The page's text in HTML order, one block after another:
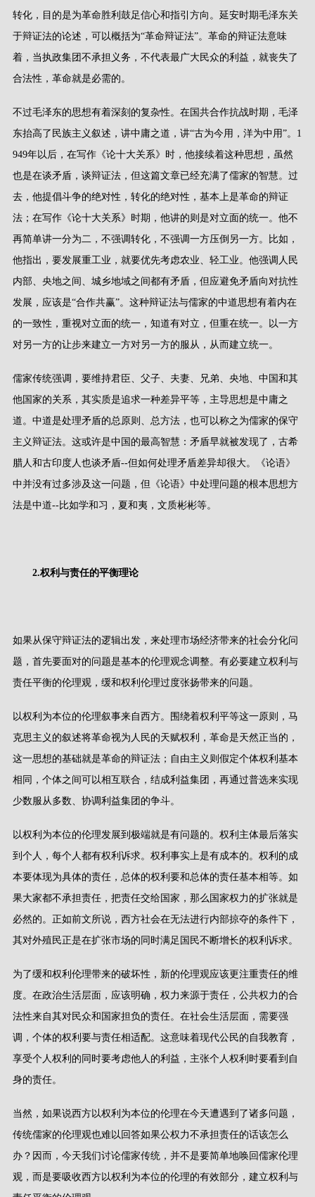
转化，目的是为革命胜利鼓足信心和指引方向。延安时期毛泽东关
于辩证法的论述，可以概括为“革命辩证法”。革命的辩证法意味
着，当执政集团不承担义务，不代表最广大民众的利益，就丧失了
合法性，革命就是必需的。
不过毛泽东的思想有着深刻的复杂性。在国共合作抗战时期，毛泽
东抬高了民族主义叙述，讲中庸之道，讲“古为今用，洋为中用”。 1
949年以后，在写作《论十大关系》时，他接续着这种思想，虽然
也是在谈矛盾，谈辩证法，但这篇文章已经充满了儒家的智慧。过
去，他提倡斗争的绝对性，转化的绝对性，基本上是革命的辩证
法；在写作《论十大关系》时期，他讲的则是对立面的统一。他不
再简单讲一分为二，不强调转化，不强调一方压倒另一方。比如，
他指出，要发展重工业，就要优先考虑农业、轻工业。他强调人民
内部、央地之间、城乡地域之间都有矛盾，但应避免矛盾向对抗性
发展，应该是“合作共赢”。这种辩证法与儒家的中道思想有着内在
的一致性，重视对立面的统一，知道有对立，但重在统一。以一方
对另一方的让步来建立一方对另一方的服从，从而建立统一。
儒家传统强调，要维持君臣、父子、夫妻、兄弟、央地、中国和其
他国家的关系，其实质是追求一种差异平等，主导思想是中庸之
道。中道是处理矛盾的总原则、总方法，也可以称之为儒家的保守
主义辩证法。这或许是中国的最高智慧：矛盾早就被发现了，古希
腊人和古印度人也谈矛盾--但如何处理矛盾差异却很大。《论语》
中并没有过多涉及这一问题，但《论语》中处理问题的根本思想方
法是中道--比如学和习，夏和夷，文质彬彬等。
2.权利与责任的平衡理论
如果从保守辩证法的逻辑出发，来处理市场经济带来的社会分化问
题，首先要面对的问题是基本的伦理观念调整。有必要建立权利与
责任平衡的伦理观，缓和权利伦理过度张扬带来的问题。
以权利为本位的伦理叙事来自西方。围绕着权利平等这一原则，马
克思主义的叙述将革命视为人民的天赋权利，革命是天然正当的，
这一思想的基础就是革命的辩证法；自由主义则假定个体权利基本
相同，个体之间可以相互联合，结成利益集团，再通过普选来实现
少数服从多数、协调利益集团的争斗。
以权利为本位的伦理发展到极端就是有问题的。权利主体最后落实
到个人，每个人都有权利诉求。权利事实上是有成本的。权利的成
本要体现为具体的责任，总体的权利要和总体的责任基本相等。如
果大家都不承担责任，把责任交给国家，那么国家权力的扩张就是
必然的。正如前文所说，西方社会在无法进行内部掠夺的条件下，
其对外殖民正是在扩张市场的同时满足国民不断增长的权利诉求。
为了缓和权利伦理带来的破坏性，新的伦理观应该更注重责任的维
度。在政治生活层面，应该明确，权力来源于责任，公共权力的合
法性来自其对民众和国家担负的责任。在社会生活层面，需要强
调，个体的权利要与责任相适配。这意味着现代公民的自我教育，
享受个人权利的同时要考虑他人的利益，主张个人权利时要看到自
身的责任。
当然，如果说西方以权利为本位的伦理在今天遭遇到了诸多问题，
传统儒家的伦理观也难以回答如果公权力不承担责任的话该怎么
办？因而，今天我们讨论儒家传统，并不是要简单地唤回儒家伦理
观，而是要吸收西方以权利为本位的伦理的有效部分，建立权利与